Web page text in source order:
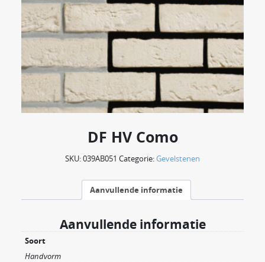
DF HV Como
SKU:039AB051 Categorie:Gevelstenen
Aanvullende informatie
Aanvullende informatie
Soort
Handvorm